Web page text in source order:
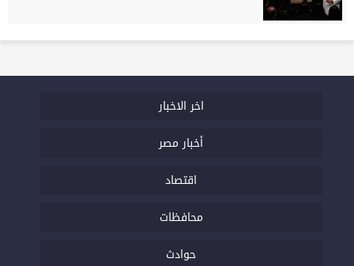
اخر الاخبار
أخبار مصر
اقتصاد
محافظات
حوادث